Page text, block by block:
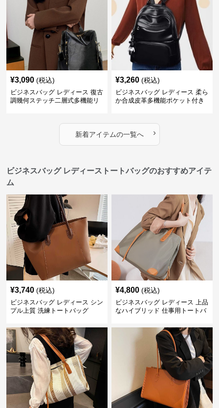
¥3,090 (税込)
ビジネスバッグ レディース 復古
調幾何ステッチ二層式多機能リ
¥3,260 (税込)
ビジネスバッグ レディース 柔ら
か合成皮革多機能ポケット付き
新着アイテムの一覧へ ›
ビジネスバッグ レディーストートバッグのおすすめアイテ
ム
¥3,740 (税込)
ビジネスバッグ レディース シン
プル上質 洗練トートバッグ
¥4,800 (税込)
ビジネスバッグ レディース 上品
なハイブリッド 仕事用トートバ